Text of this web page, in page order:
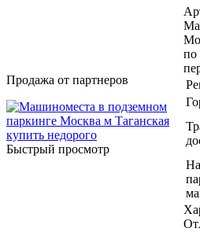
Продажа от партнеров
Быстрый просмотр
по